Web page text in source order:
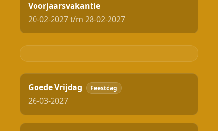
Voorjaarsvakantie
20-02-2027 t/m 28-02-2027
Goede Vrijdag Feestdag
26-03-2027